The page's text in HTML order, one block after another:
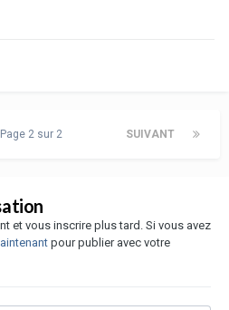
SUIVANT
Page 2 sur 2
et vous inscrire plus tard. Si vous avez
pour publier avec votre